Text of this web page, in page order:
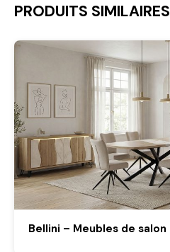
PRODUITS SIMILAIRES
Bellini – Meubles de salon